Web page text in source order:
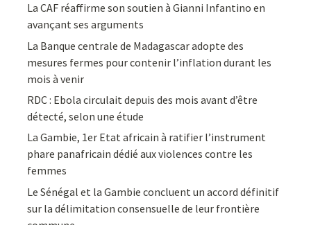
La CAF réaffirme son soutien à Gianni Infantino en
avançant ses arguments
La Banque centrale de Madagascar adopte des
mesures fermes pour contenir l’inflation durant les
mois à venir
RDC : Ebola circulait depuis des mois avant d’être
détecté, selon une étude
La Gambie, 1er Etat africain à ratifier l’instrument
phare panafricain dédié aux violences contre les
femmes
Le Sénégal et la Gambie concluent un accord définitif
sur la délimitation consensuelle de leur frontière